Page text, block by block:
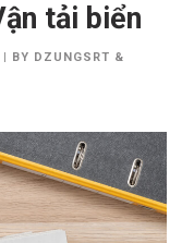
tải biển
| BY DZUNGSRT &